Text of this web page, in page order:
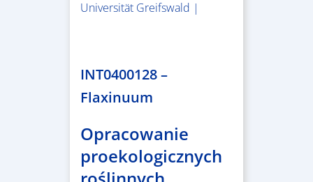
Universität Greifswald |
INT0400128 –
Flaxinuum
Opracowanie
proekologicznych